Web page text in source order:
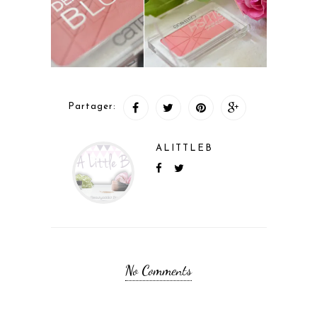
Partager:
ALITTLEB
No Comments